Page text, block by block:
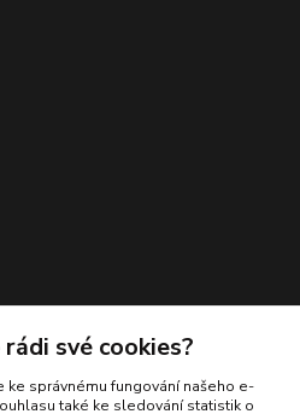
své cookies?
ke správnému fungování našeho e-
také ke sledování statistik o